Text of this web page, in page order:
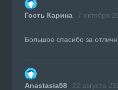
Гость Карина 7 октября
Большое спасибо за
Anastasia58 22 августа